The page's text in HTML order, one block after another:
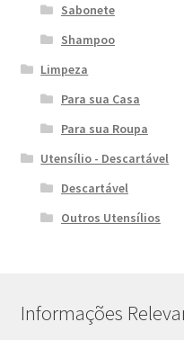
Sabonete
Shampoo
Limpeza
Para sua Casa
Para sua Roupa
Utensílio - Descartável
Descartável
Outros Utensílios
Informações